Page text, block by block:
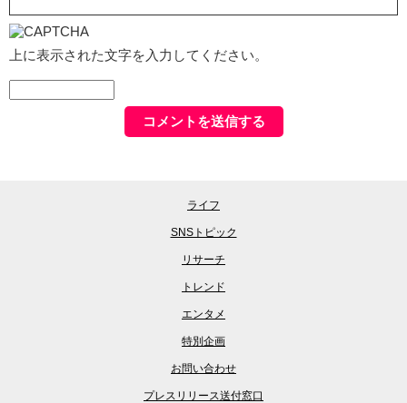
上に表示された文字を入力してください。
ライフ
SNSトピック
リサーチ
トレンド
エンタメ
特別企画
お問い合わせ
プレスリリース送付窓口